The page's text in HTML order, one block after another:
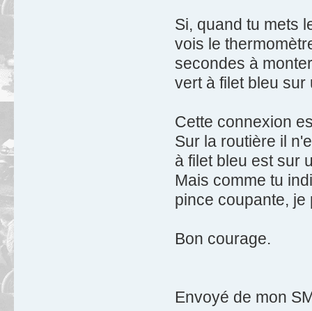
Si, quand tu mets
vois le
secondes à
vert à filet bleu sur
Cette connexion
Sur la routière il
à filet bleu est sur
Mais comme tu
pince coupante,
Bon courage.
Envoyé de mon